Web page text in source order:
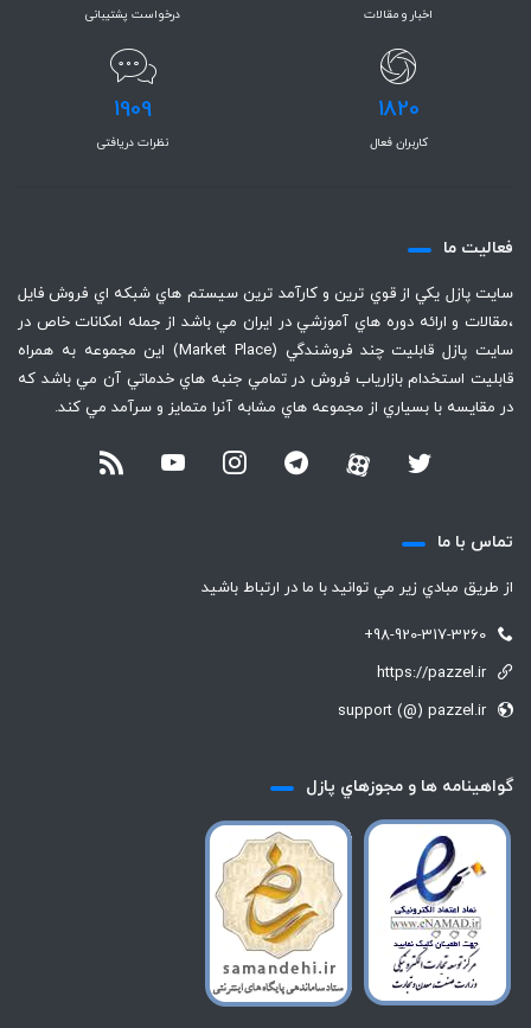
اخبار و مقالات درخواست پشتیبانی
1820
کاربران فعال
1909
نظرات دریافتی
فعاليت ما
سايت پازل يكي از قوي ترين و كارآمد ترين سيستم هاي شبكه اي فروش فايل
،‌مقالات و ارائه دوره هاي آموزشي در ايران مي باشد از جمله امكانات خاص در
سايت پازل قابليت چند فروشندگي (Market Place) اين مجموعه به همراه
قابليت استخدام بازارياب فروش در تمامي جنبه هاي خدماتي آن مي باشد كه
در مقايسه با بسياري از مجموعه هاي مشابه آنرا متمايز و سرآمد مي كند.
تماس با ما
از طريق مبادي زير مي توانيد با ما در ارتباط باشيد
+98-920-317-3260
https://pazzel.ir
support (@) pazzel.ir
گواهينامه ها و مجوزهاي پازل